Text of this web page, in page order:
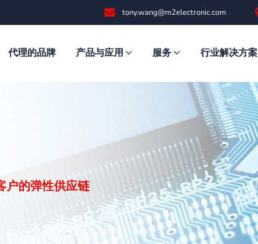
tony.wang@m2electronic.com
代理的品牌 产品与应用 服务 行业解决方案
户的弹性供应链